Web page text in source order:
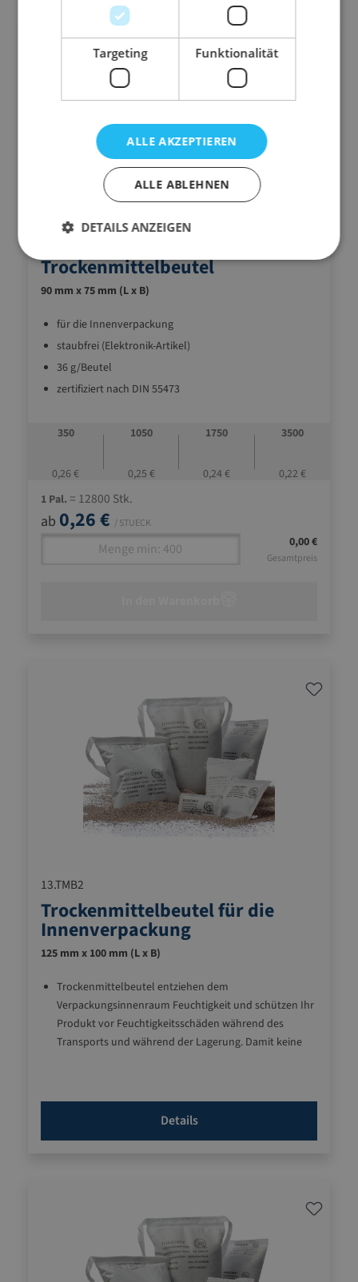
Trockenmittelbeutel
90 mm x 75 mm (L x B)
für die Innenverpackung
staubfrei (Elektronik-Artikel)
36 g/Beutel
zertifiziert nach DIN 55473
350
0,26 €
1050
0,25 €
1750
0,24 €
3500
0,22 €
1 Pal. = 12800 Stk.
ab 0,26 € / STUECK
0,00 €
Gesamtpreis
13.TMB2
Trockenmittelbeutel für die
Innenverpackung
125 mm x 100 mm (L x B)
Trockenmittelbeutel entziehen dem
Verpackungsinnenraum Feuchtigkeit und schützen Ihr
Produkt vor Feuchtigkeitsschäden während des
Transports und während der Lagerung. Damit keine
Haltbar in PE-Folie verschweißt
Füllung aus umweltfreundlicher und
lebensmittelunbedenklicher Bentonite-Tonerde
Gemäß DIN 55473 zertifiziert
Gerne beraten wir Sie zur Dosierung der Beutel
Details
Targeting Funktionalität
ALLE AKZEPTIEREN
ALLE ABLEHNEN
DETAILS ANZEIGEN